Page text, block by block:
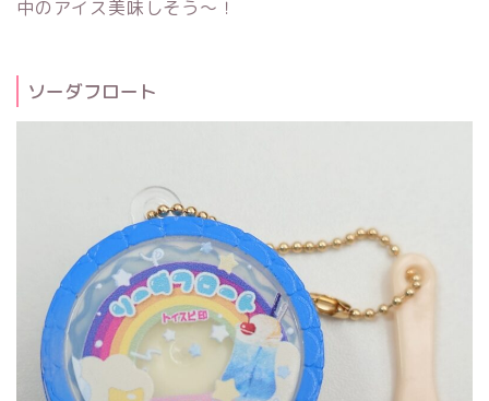
中のアイス美味しそう～！
ソーダフロート